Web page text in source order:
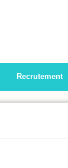
Recrutement